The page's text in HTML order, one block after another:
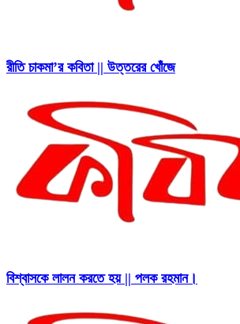
রীতি চাকমা’র কবিতা || উত্তরের খোঁজে
বিশ্বাসকে লালন করতে হয় || পলক রহমান।